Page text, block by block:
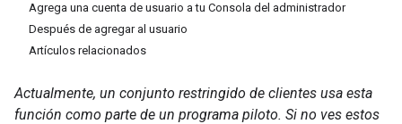
Agrega una cuenta de usuario a tu Consola del administrador
Después de agregar al usuario
Artículos relacionados
Actualmente, un conjunto restringido de clientes usa esta
función como parte de un programa piloto. Si no ves estos